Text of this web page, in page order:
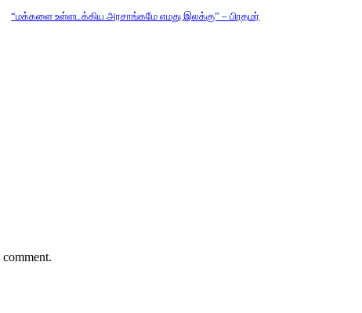
“மக்களை உள்ளடக்கிய அரசாங்கமே எமது இலக்கு” – பிரதமர்